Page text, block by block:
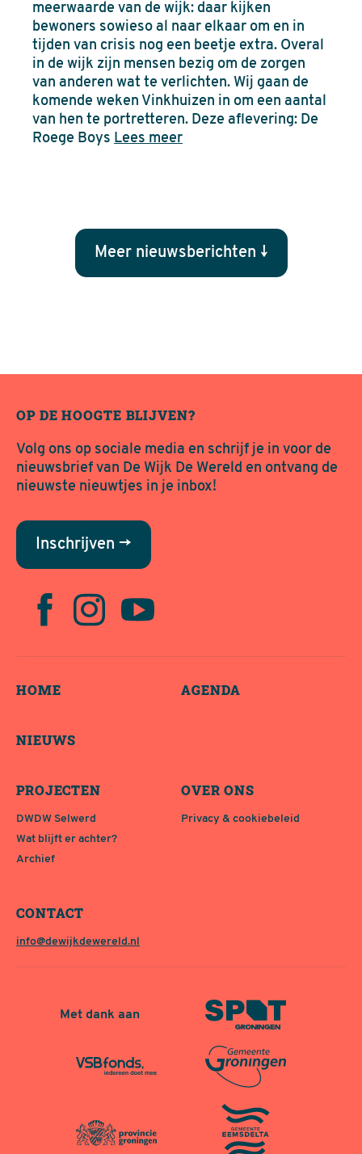
meerwaarde van de wijk: daar kijken
bewoners sowieso al naar elkaar om en in
tijden van crisis nog een beetje extra. Overal
in de wijk zijn mensen bezig om de zorgen
van anderen wat te verlichten. Wij gaan de
komende weken Vinkhuizen in om een aantal
van hen te portretteren. Deze aflevering: De
Roege Boys Lees meer
Meer nieuwsberichten ↓
OP DE HOOGTE BLIJVEN?
Volg ons op sociale media en schrijf je in voor de
nieuwsbrief van De Wijk De Wereld en ontvang de
nieuwste nieuwtjes in je inbox!
Inschrijven →
HOME AGENDA
NIEUWS
PROJECTEN
DWDW Selwerd
Wat blijft er achter?
Archief
OVER ONS
Privacy & cookiebeleid
CONTACT
info@dewijkdewereld.nl
Met dank aan